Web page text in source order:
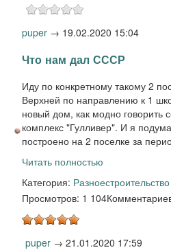
puper → 19.02.2020 15:04
Что нам дал СССР
Иду по конкретному такому 2
Верхней по направлению к 1
новый дом, как модно говорить
комплекс "Гулливер". И я
построено на 2 поселке за
Читать полностью
Категория: Разноестроительство
Просмотров: 1 104
puper → 21.01.2020 17:59